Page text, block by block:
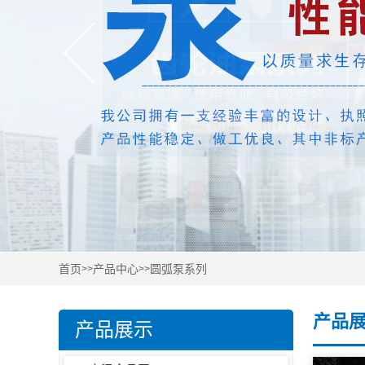
首页>>产品中心>>圆弧泵系列
产品展示 产品